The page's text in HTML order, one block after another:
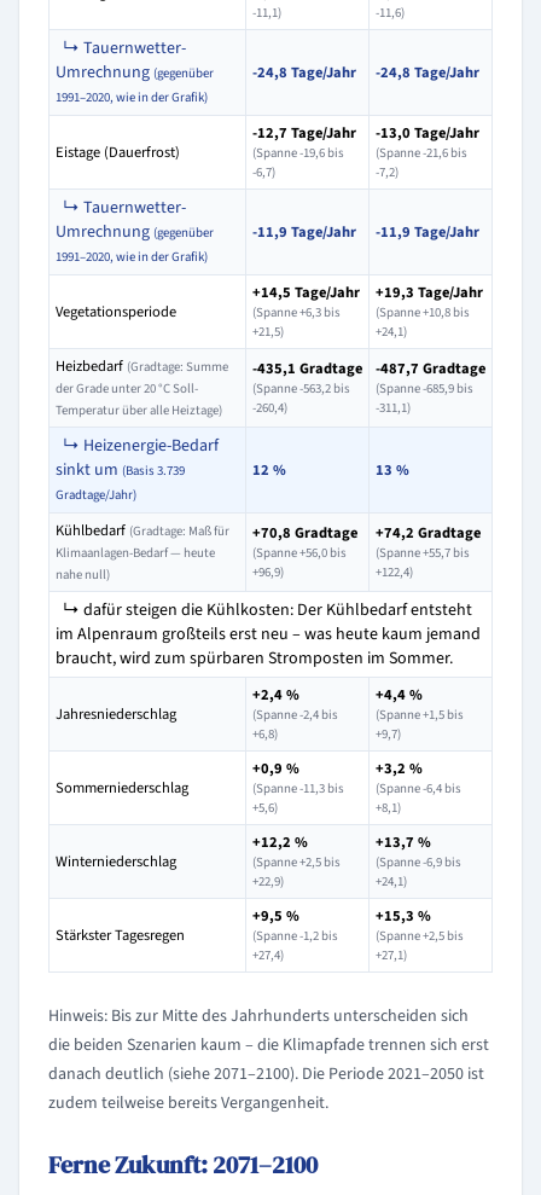
-11,1)
-11,6)
↳ Tauernwetter-
Umrechnung (gegenüber
1991–2020, wie in der Grafik)
-24,8 Tage/Jahr -24,8 Tage/Jahr
Eistage (Dauerfrost)
-12,7 Tage/Jahr
(Spanne -19,6 bis
-6,7)
-13,0 Tage/Jahr
(Spanne -21,6 bis
-7,2)
↳ Tauernwetter-
Umrechnung (gegenüber
1991–2020, wie in der Grafik)
-11,9 Tage/Jahr -11,9 Tage/Jahr
Vegetationsperiode
+14,5 Tage/Jahr
(Spanne +6,3 bis
+21,5)
+19,3 Tage/Jahr
(Spanne +10,8 bis
+24,1)
Heizbedarf (Gradtage: Summe
der Grade unter 20 °C Soll-
Temperatur über alle Heiztage)
-435,1 Gradtage
(Spanne -563,2 bis
-260,4)
-487,7 Gradtage
(Spanne -685,9 bis
-311,1)
↳ Heizenergie-Bedarf
sinkt um (Basis 3.739
Gradtage/Jahr)
12 % 13 %
Kühlbedarf (Gradtage: Maß für
Klimaanlagen-Bedarf — heute
nahe null)
+70,8 Gradtage
(Spanne +56,0 bis
+96,9)
+74,2 Gradtage
(Spanne +55,7 bis
+122,4)
↳ dafür steigen die Kühlkosten: Der Kühlbedarf entsteht
im Alpenraum großteils erst neu – was heute kaum jemand
braucht, wird zum spürbaren Stromposten im Sommer.
Jahresniederschlag
+2,4 %
(Spanne -2,4 bis
+6,8)
+4,4 %
(Spanne +1,5 bis
+9,7)
Sommerniederschlag
+0,9 %
(Spanne -11,3 bis
+5,6)
+3,2 %
(Spanne -6,4 bis
+8,1)
Winterniederschlag
+12,2 %
(Spanne +2,5 bis
+22,9)
+13,7 %
(Spanne -6,9 bis
+24,1)
Stärkster Tagesregen
+9,5 %
(Spanne -1,2 bis
+27,4)
+15,3 %
(Spanne +2,5 bis
+27,1)
Hinweis: Bis zur Mitte des Jahrhunderts unterscheiden sich
die beiden Szenarien kaum – die Klimapfade trennen sich erst
danach deutlich (siehe 2071–2100). Die Periode 2021–2050 ist
zudem teilweise bereits Vergangenheit.
Ferne Zukunft: 2071–2100